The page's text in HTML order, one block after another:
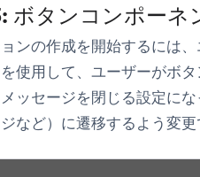
ボタンコンポーネ
ンの作成を開始するには
使用して、ユーザーがボ
ッセージを閉じる設定に
など）に遷移するよう変更